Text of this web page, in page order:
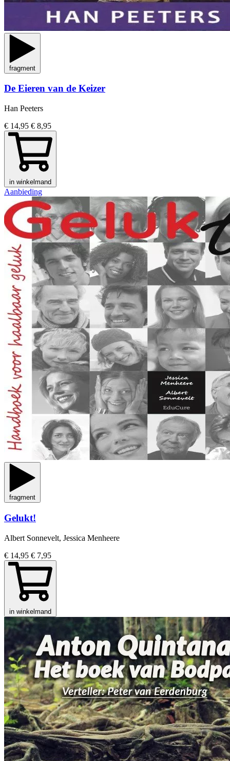
fragment
De Eieren van de Keizer
Han Peeters
€ 14,95 € 8,95
in winkelmand
Aanbieding
fragment
Gelukt!
Albert Sonnevelt, Jessica Menheere
€ 14,95 € 7,95
in winkelmand